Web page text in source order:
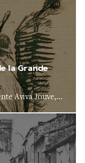
la Grande
Aviva Jouve,...